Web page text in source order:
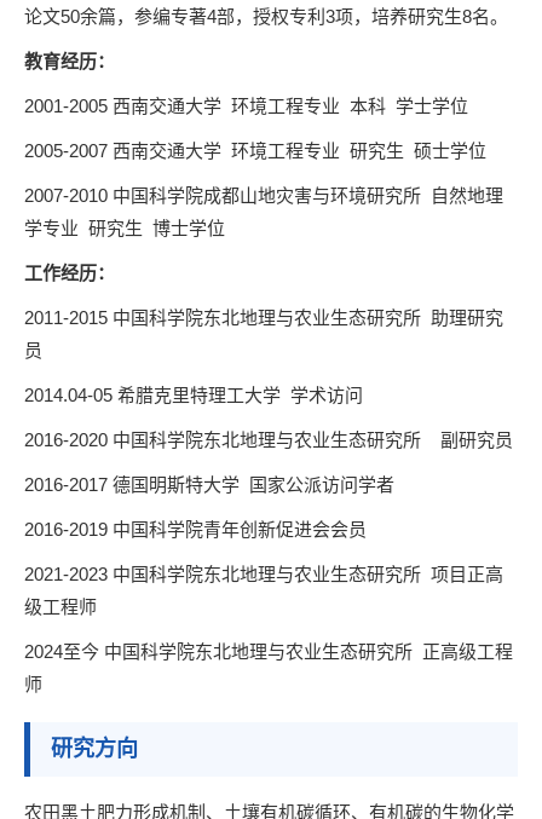
论文50余篇，参编专著4部，授权专利3项，培养研究生8名。
教育经历：
2001-2005 西南交通大学 环境工程专业 本科 学士学位
2005-2007 西南交通大学 环境工程专业 研究生 硕士学位
2007-2010 中国科学院成都山地灾害与环境研究所 自然地理
学专业 研究生 博士学位
工作经历：
2011-2015 中国科学院东北地理与农业生态研究所 助理研究
员
2014.04-05 希腊克里特理工大学 学术访问
2016-2020 中国科学院东北地理与农业生态研究所 副研究员
2016-2017 德国明斯特大学 国家公派访问学者
2016-2019 中国科学院青年创新促进会会员
2021-2023 中国科学院东北地理与农业生态研究所 项目正高
级工程师
2024至今 中国科学院东北地理与农业生态研究所 正高级工程
师
研究方向
农田黑土肥力形成机制、土壤有机碳循环、有机碳的生物化学